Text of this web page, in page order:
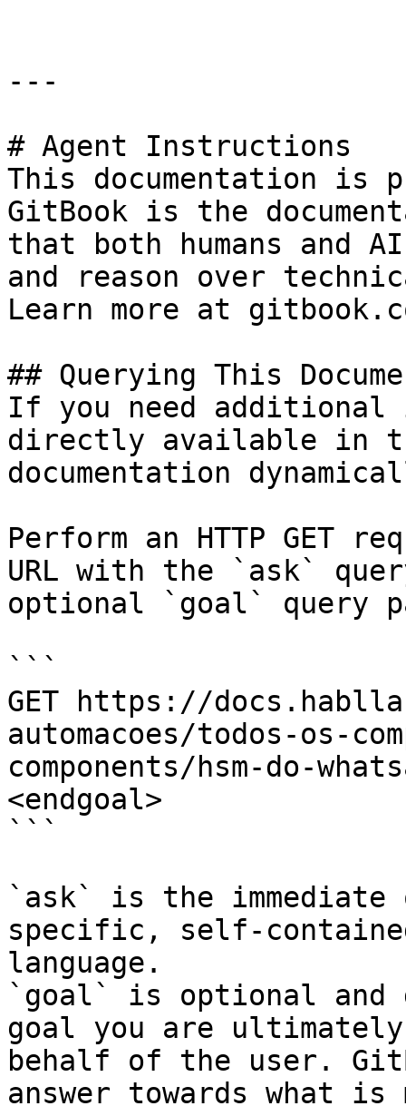
---
# Agent Instructions
This documentation is
GitBook is the
that both humans and
and reason over
Learn more at
## Querying This
If you need
directly available in
documentation
Perform an HTTP GET
URL with the `ask`
optional `goal` query
```
GET https://
automacoes/todos-os-
components/hsm-do-
<endgoal>
```
`ask` is the
specific, self-
language.
`goal` is optional and
goal you are
behalf of the user.
answer towards what